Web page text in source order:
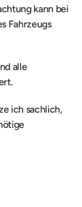
kann bei
Fahrzeugs
alle
ich sachlich,